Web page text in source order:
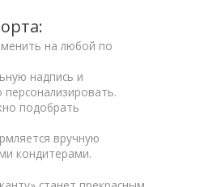
на любой по
надпись и
подобрать
вручную
кондитерами.